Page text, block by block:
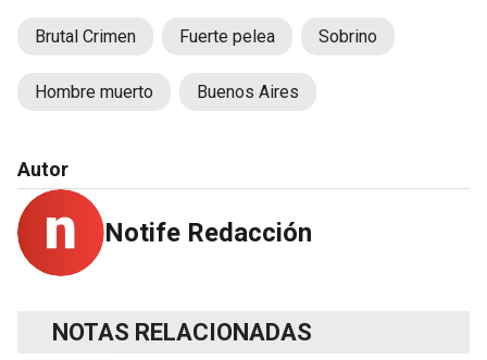
Brutal Crimen Fuerte pelea Sobrino
Hombre muerto Buenos Aires
Autor
Notife Redacción
NOTAS RELACIONADAS